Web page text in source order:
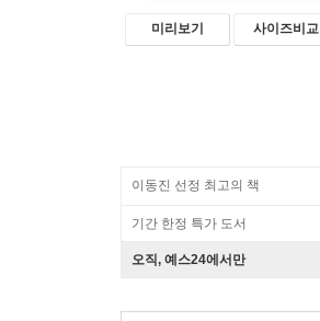
미리보기 사이즈비교
이동진 선정 최고의 책
기간 한정 특가 도서
오직, 예스24에서만